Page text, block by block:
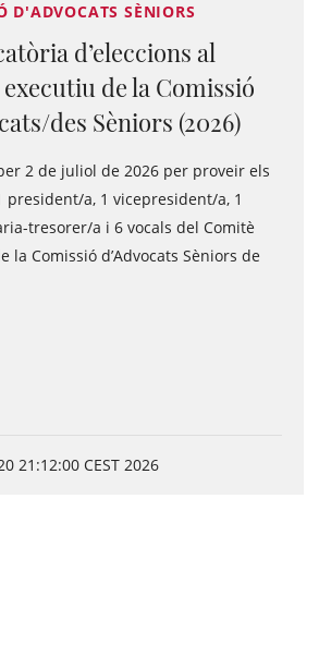
D'ADVOCATS SÈNIORS
d’eleccions al
de la Comissió
des Sèniors (2026)
2 de juliol de 2026 per proveir els
president/a, 1 vicepresident/a, 1
tresorer/a i 6 vocals del Comitè
la Comissió d’Advocats Sèniors de
21:12:00 CEST 2026